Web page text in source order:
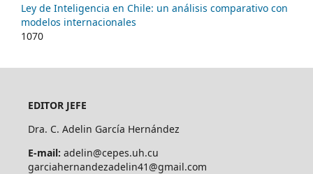
Ley de Inteligencia en Chile: un análisis comparativo con
modelos internacionales
1070
EDITOR JEFE
Dra. C. Adelin García Hernández
E-mail: adelin@cepes.uh.cu
garciahernandezadelin41@gmail.com